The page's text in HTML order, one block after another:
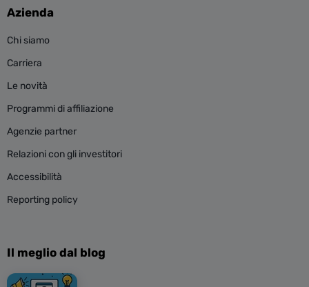
Azienda
Chi siamo
Carriera
Le novità
Programmi di affiliazione
Agenzie partner
Relazioni con gli investitori
Accessibilità
Reporting policy
Il meglio dal blog